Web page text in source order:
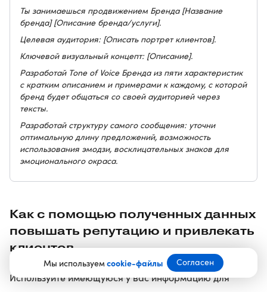
Мы используемcookie-файлы Согласен
Ты занимаешься продвижением Бренда [Название
бренда] [Описание бренда/услуги].
Целевая аудитория: [Описать портрет клиентов].
Ключевой визуальный концепт: [Описание].
Разработай Tone of Voice Бренда из пяти характеристик
с кратким описанием и примерами к каждому, с которой
бренд будет общаться со своей аудиторией через
тексты.
Разработай структуру самого сообщения: уточни
оптимальную длину предложений, возможность
использования эмодзи, восклицательных знаков для
эмоционального окраса.
Как с помощью полученных данных
повышать репутацию и привлекать
клиентов
Используйте имеющуюся у вас информацию для